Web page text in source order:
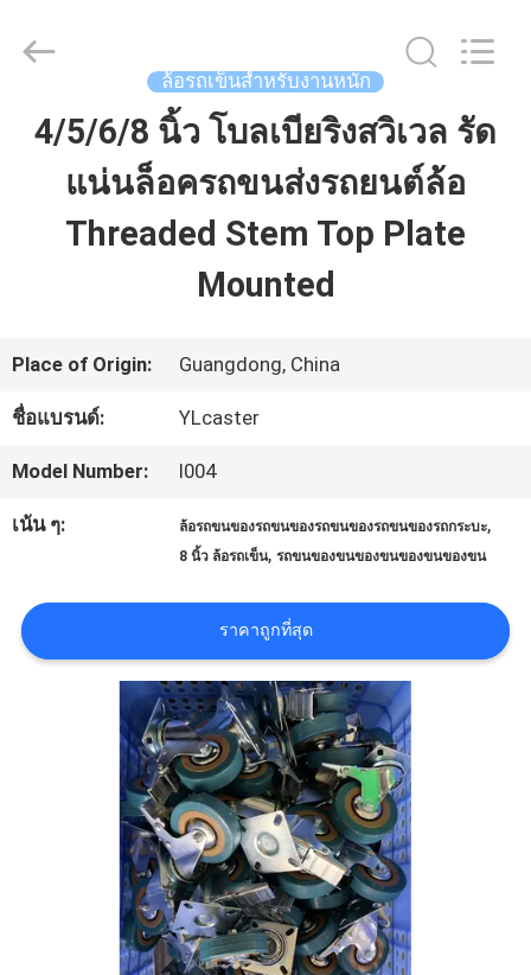
บ้าน
ผลิตภัณฑ์
โรงงาน
Ylcaster
Metal
Rights
ล้อรถเข็นสำหรับงานหนัก
4/5/6/8 นิ้ว โบลเบียริงสวิเวล รัด
แน่นล็อครถขนส่งรถยนต์ล้อ
Threaded Stem Top Plate
Mounted
Place of Origin: Guangdong, China
ชื่อแบรนด์: YLcaster
Model Number: I004
เน้น ๆ: ล้อรถขนของรถขนของรถขนของรถขนของรถกระบะ,
8 นิ้ว ล้อรถเข็น,รถขนของขนของขนของขนของขน
ราคาถูกที่สุด